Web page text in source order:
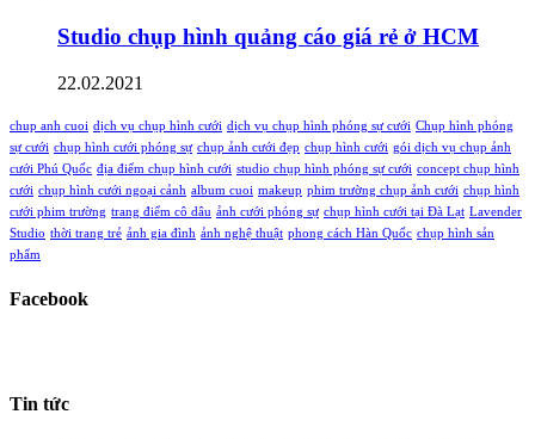
Studio chụp hình quảng cáo giá rẻ ở HCM
22.02.2021
chup anh cuoi dịch vụ chụp hình cưới dịch vụ chụp hình phóng sự cưới Chụp hình phóng
sự cưới chụp hình cưới phóng sự chụp ảnh cưới đẹp chụp hình cưới gói dịch vụ chụp ảnh
cưới Phú Quốc địa điểm chụp hình cưới studio chụp hình phóng sự cưới concept chụp hình
cưới chụp hình cưới ngoại cảnh album cuoi makeup phim trường chụp ảnh cưới chụp hình
cưới phim trường trang điểm cô dâu ảnh cưới phóng sự chụp hình cưới tại Đà Lạt Lavender
Studio thời trang trẻ ảnh gia đình ảnh nghệ thuật phong cách Hàn Quốc chụp hình sản
phẩm
Facebook
Tin tức